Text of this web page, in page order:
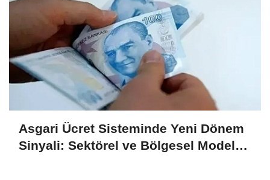
Asgari Ücret Sisteminde Yeni Dönem
Sinyali: Sektörel ve Bölgesel Model